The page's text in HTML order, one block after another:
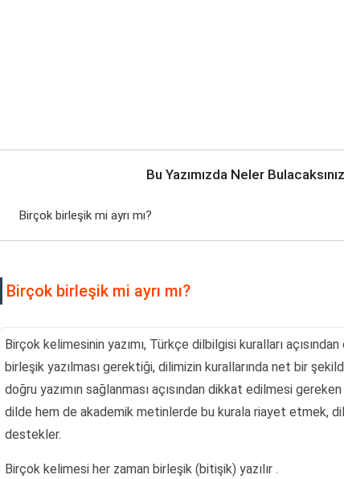
Bu Yazımızda Neler
Birçok birleşik mi ayrı mı?
Birçok birleşik mi ayrı mı?
Birçok kelimesinin yazımı, Türkçe dilbilgisi kuralları
birleşik yazılması gerektiği, dilimizin kurallarında net bir
doğru yazımın sağlanması açısından dikkat edilmesi
dilde hem de akademik metinlerde bu kurala riayet etmek,
destekler.
Birçok kelimesi her zaman birleşik (bitişik) yazılır .